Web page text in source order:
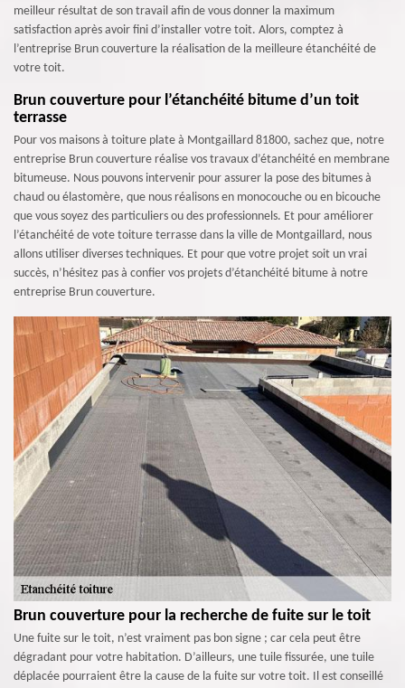
meilleur résultat de son travail afin de vous donner la maximum
satisfaction après avoir fini d’installer votre toit. Alors, comptez à
l’entreprise Brun couverture la réalisation de la meilleure étanchéité de
votre toit.
Brun couverture pour l’étanchéité bitume d’un toit
terrasse
Pour vos maisons à toiture plate à Montgaillard 81800, sachez que, notre
entreprise Brun couverture réalise vos travaux d’étanchéité en membrane
bitumeuse. Nous pouvons intervenir pour assurer la pose des bitumes à
chaud ou élastomère, que nous réalisons en monocouche ou en bicouche
que vous soyez des particuliers ou des professionnels. Et pour améliorer
l’étanchéité de vote toiture terrasse dans la ville de Montgaillard, nous
allons utiliser diverses techniques. Et pour que votre projet soit un vrai
succès, n’hésitez pas à confier vos projets d’étanchéité bitume à notre
entreprise Brun couverture.
Brun couverture pour la recherche de fuite sur le toit
Une fuite sur le toit, n’est vraiment pas bon signe ; car cela peut être
dégradant pour votre habitation. D’ailleurs, une tuile fissurée, une tuile
déplacée pourraient être la cause de la fuite sur votre toit. Il est conseillé